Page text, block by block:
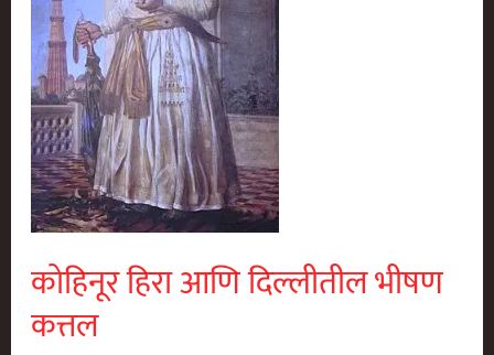
कोहिनूर हिरा आणि दिल्लीतील भीषण
कत्तल